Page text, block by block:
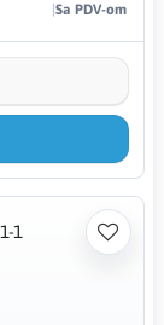
Sa PDV-om